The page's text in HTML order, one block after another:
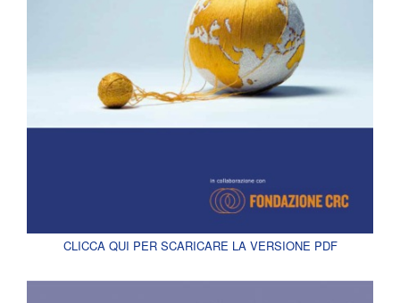
CLICCA QUI PER SCARICARE LA VERSIONE PDF